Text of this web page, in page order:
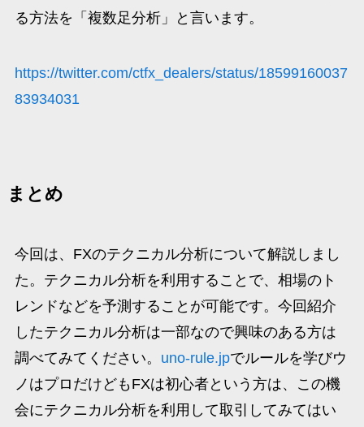
る方法を「複数足分析」と言います。
https://twitter.com/ctfx_dealers/status/18599160037
83934031
まとめ
今回は、FXのテクニカル分析について解説しまし
た。テクニカル分析を利用することで、相場のト
レンドなどを予測することが可能です。今回紹介
したテクニカル分析は一部なので興味のある方は
調べてみてください。 uno-rule.jpでルールを学びウ
ノはプロだけどもFXは初心者という方は、この機
会にテクニカル分析を利用して取引してみてはい